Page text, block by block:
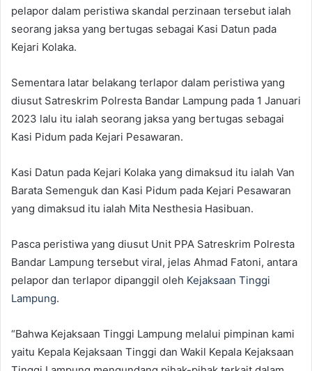
pelapor dalam peristiwa skandal perzinaan tersebut ialah
seorang jaksa yang bertugas sebagai Kasi Datun pada
Kejari Kolaka.
Sementara latar belakang terlapor dalam peristiwa yang
diusut Satreskrim Polresta Bandar Lampung pada 1 Januari
2023 lalu itu ialah seorang jaksa yang bertugas sebagai
Kasi Pidum pada Kejari Pesawaran.
Kasi Datun pada Kejari Kolaka yang dimaksud itu ialah Van
Barata Semenguk dan Kasi Pidum pada Kejari Pesawaran
yang dimaksud itu ialah Mita Nesthesia Hasibuan.
Pasca peristiwa yang diusut Unit PPA Satreskrim Polresta
Bandar Lampung tersebut viral, jelas Ahmad Fatoni, antara
pelapor dan terlapor dipanggil oleh Kejaksaan Tinggi
Lampung.
“Bahwa Kejaksaan Tinggi Lampung melalui pimpinan kami
yaitu Kepala Kejaksaan Tinggi dan Wakil Kepala Kejaksaan